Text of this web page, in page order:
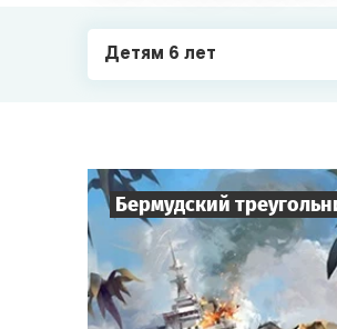
Детям 6 лет
Бермудский
Игроков 50
Время игры 1,5-2 ч.